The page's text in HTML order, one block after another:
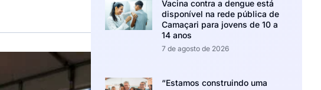
Vacina contra a dengue está
disponível na rede pública de
Camaçari para jovens de 10 a
14 anos
7 de agosto de 2026
“Estamos construindo uma